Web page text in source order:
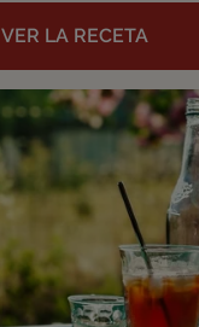
VER LA RECETA